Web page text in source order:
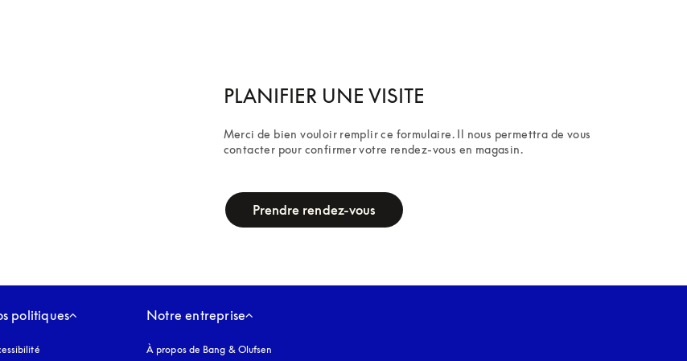
PLANIFIER UNE VISITE
Merci de bien vouloir remplir ce formulaire. Il nous permettra de vous
contacter pour confirmer votre rendez-vous en magasin.
Prendre rendez-vous
politiques
s’ouvre dans un nouvel onglet
Notre entreprise
À propos de Bang & Olufsen